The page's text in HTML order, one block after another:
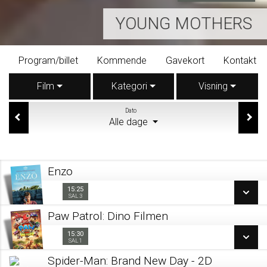
YOUNG MOTHERS
Program/billet Kommende Gavekort Kontakt
Film Kategori Visning
Dato
Alle dage
Enzo
15:25
SAL 3
Sal 3
LÆS MERE
Paw Patrol: Dino Filmen
15:30
SAL 1
Sal 1
Spider-Man: Brand New Day - 2D